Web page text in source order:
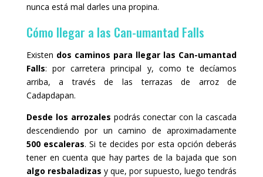
nunca está mal darles una propina.
Cómo llegar a las Can-umantad Falls
Existen dos caminos para llegar las Can-umantad
Falls: por carretera principal y, como te decíamos
arriba, a través de las terrazas de arroz de
Cadapdapan.
Desde los arrozales podrás conectar con la cascada
descendiendo por un camino de aproximadamente
500 escaleras. Si te decides por esta opción deberás
tener en cuenta que hay partes de la bajada que son
algo resbaladizas y que, por supuesto, luego tendrás